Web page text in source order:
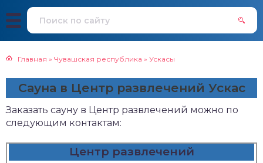
Главная » Чувашская республика » Ускасы
Сауна в Центр развлечений Ускас
Заказать сауну в Центр развлечений можно по
следующим контактам:
Центр развлечений